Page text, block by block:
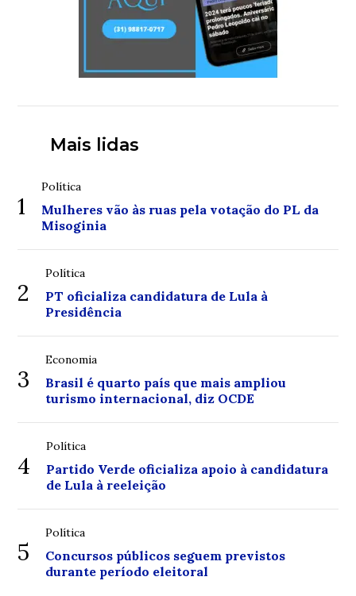
Mais lidas
1
Política
Mulheres vão às ruas pela votação do PL da
Misoginia
2
Política
PT oficializa candidatura de Lula à
Presidência
3
Economia
Brasil é quarto país que mais ampliou
turismo internacional, diz OCDE
4
Política
Partido Verde oficializa apoio à candidatura
de Lula à reeleição
5
Política
Concursos públicos seguem previstos
durante período eleitoral